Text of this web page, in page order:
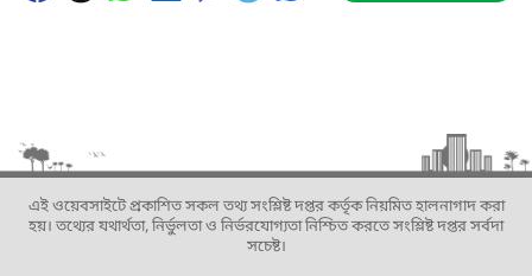
এই ওয়েবসাইটে প্রকাশিত সকল তথ্য সংশ্লিষ্ট দপ্তর কর্তৃক নিয়মিত হালনাগাদ করা
হয়। তথ্যের যথার্থতা, নির্ভুলতা ও নির্ভরযোগ্যতা নিশ্চিত করতে সংশ্লিষ্ট দপ্তর সর্বদা
সচেষ্ট।